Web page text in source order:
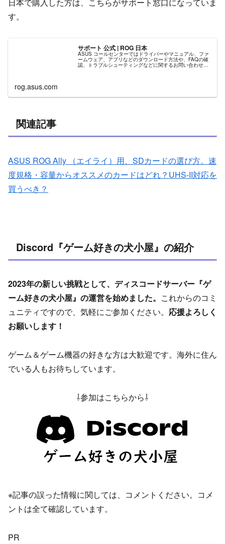
す。
サポート 公式 | ROG 日本
ASUS コールセンターではドライバーやマニュアル、ファ
ームウェア、アプリなどのダウンロード方法や、FAQの確
認、トラブルシューティングなどに関するお問い合わせに
rog.asus.com
関連記事
ASUS ROG Ally （エイライ）用、SDカードの選び方。速
度規格・容量からオススメのカードはどれ？UHS-II対応を
買うべき？
Discord『ゲーム好きの犬小屋』の紹介
2023年の新しい挑戦として、ディスコードサーバー『ゲ
ーム好きの犬小屋』の運営を始めました。 これからのコミ
ュニティですので、気軽にご参加ください。 応援よろしく
お願いします！
ゲーム＆ゲーム機器の好きな方は大歓迎です。海外に住ん
でいる人もお待ちしています。
⇩参加はこちらから⇩
※記事の誤った情報に関しては、コメントください。コメ
ントは全て確認しています。
PR